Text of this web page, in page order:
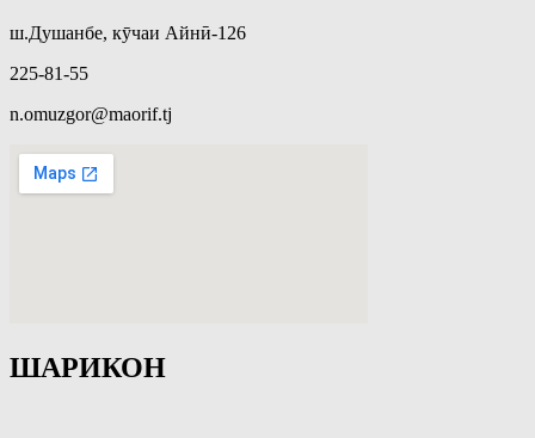
ш.Душанбе, кӯчаи Айнӣ-126
225-81-55
n.omuzgor@maorif.tj
ШАРИКОН